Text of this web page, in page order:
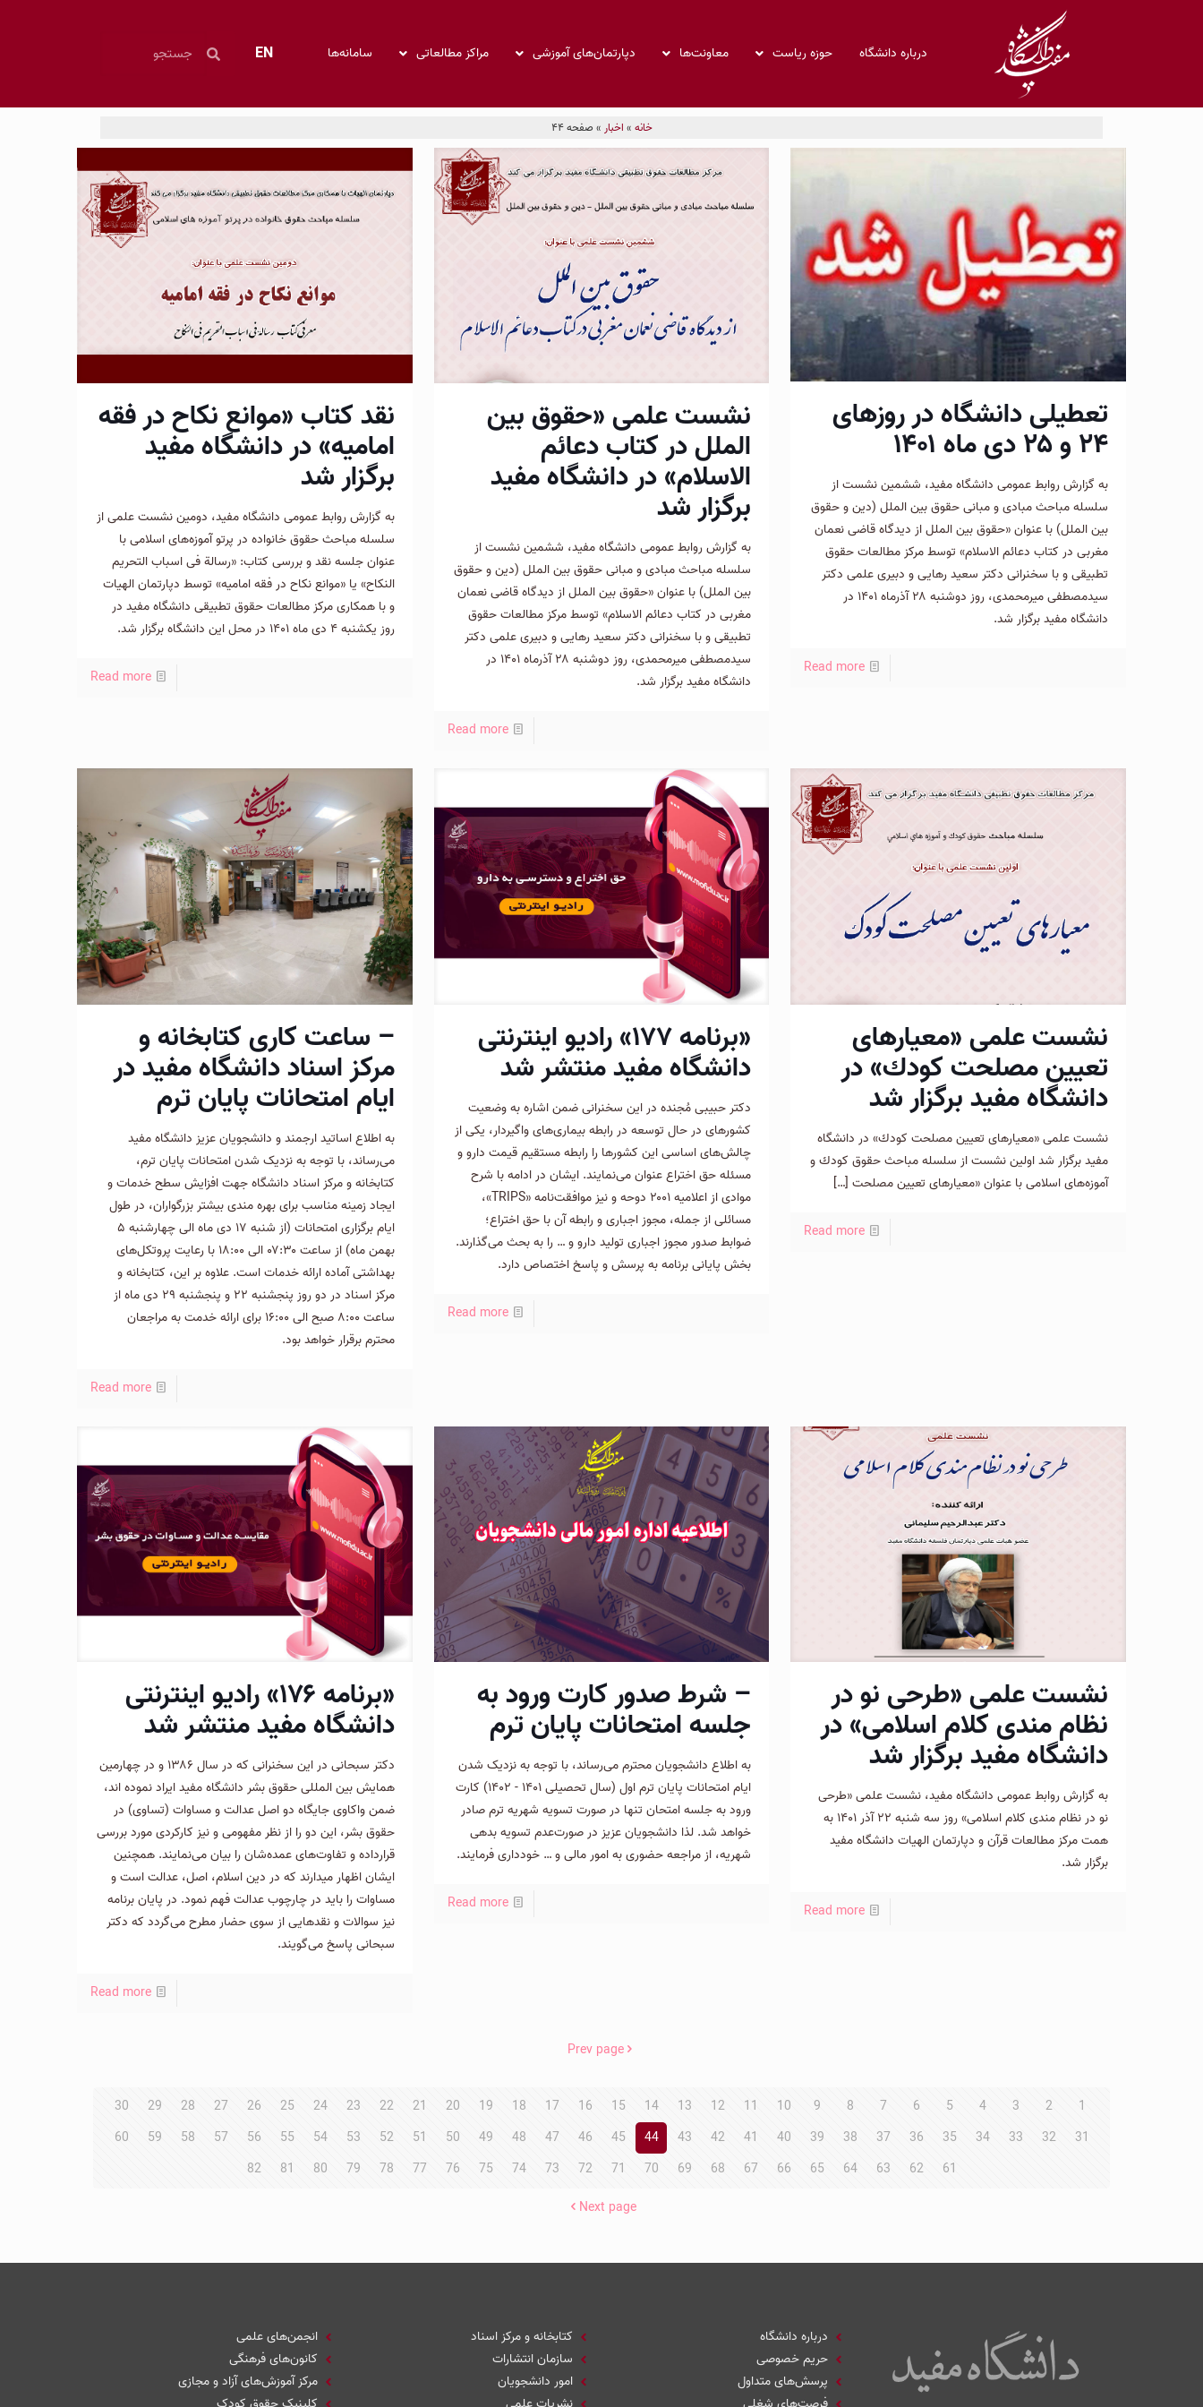
درباره دانشگاه حوزه ریاست معاونت‌ها دپارتمان‌های آموزشی مراکز مطالعاتی سامانه‌ها EN
خانه » اخبار » صفحه 44
تعطیلی دانشگاه در روزهای
۲۴ و ۲۵ دی ماه ۱۴۰۱
به گزارش روابط عمومی دانشگاه مفید، ششمین نشست از
سلسله مباحث مبادی و مبانی حقوق بین الملل (دین و حقوق
بین الملل) با عنوان «حقوق بین الملل از دیدگاه قاضی نعمان
مغربی در کتاب دعائم الاسلام» توسط مرکز مطالعات حقوق
تطبیقی و با سخنرانی دکتر سعید رهایی و دبیری علمی دکتر
سیدمصطفی میرمحمدی، روز دوشنبه ۲۸ آذرماه ۱۴۰۱ در
دانشگاه مفید برگزار شد.
Read more
نشست علمی «حقوق بین
الملل در کتاب دعائم
الاسلام» در دانشگاه مفید
برگزار شد
به گزارش روابط عمومی دانشگاه مفید، ششمین نشست از
سلسله مباحث مبادی و مبانی حقوق بین الملل (دین و حقوق
بین الملل) با عنوان «حقوق بین الملل از دیدگاه قاضی نعمان
مغربی در کتاب دعائم الاسلام» توسط مرکز مطالعات حقوق
تطبیقی و با سخنرانی دکتر سعید رهایی و دبیری علمی دکتر
سیدمصطفی میرمحمدی، روز دوشنبه ۲۸ آذرماه ۱۴۰۱ در
دانشگاه مفید برگزار شد.
Read more
نقد کتاب «موانع نکاح در فقه
امامیه» در دانشگاه مفید
برگزار شد
به گزارش روابط عمومی دانشگاه مفید، دومین نشست علمی از
سلسله مباحث حقوق خانواده در پرتو آموزه‌های اسلامی با
عنوان جلسه نقد و بررسی کتاب: «رسالة فی اسباب التحریم
النکاح» یا «موانع نکاح در فقه امامیه» توسط دپارتمان الهیات
و با همکاری مرکز مطالعات حقوق تطبیقی دانشگاه مفید در
روز یکشنبه ۴ دی ماه ۱۴۰۱ در محل این دانشگاه برگزار شد.
Read more
نشست علمی «معیار‌های
تعیین مصلحت كودك» در
دانشگاه مفید برگزار شد
نشست علمی «معیار‌های تعیین مصلحت كودك» در دانشگاه
مفید برگزار شد اولین نشست از سلسله مباحث حقوق كودك و
آموزه‌های اسلامی با عنوان «معیار‌های تعیین مصلحت[…]
Read more
«برنامه ۱۷۷» رادیو اینترنتی
دانشگاه مفید منتشر شد
دکتر حبیبی مُجنده در این سخنرانی ضمن اشاره به وضعیت
کشورهای در حال توسعه در رابطه بیماری‌های واگیردار، یکی از
چالش‌های اساسی این کشورها را رابطه مستقیم قیمت دارو و
مسئله حق اختراع عنوان می‌نمایند. ایشان در ادامه با شرح
موادی از اعلامیه ۲۰۰۱ دوحه و نیز موافقت‌نامه «TRIPS»،
مسائلی از جمله، مجوز اجباری و رابطه آن با حق اختراع؛
ضوابط صدور مجوز اجباری تولید دارو و … را به بحث می‌گذارند.
بخش پایانی برنامه به پرسش و پاسخ اختصاص دارد.
Read more
– ساعت کاری کتابخانه و
مرکز اسناد دانشگاه مفید در
ایام امتحانات پایان ترم
به اطلاع اساتید ارجمند و دانشجویان عزیز دانشگاه مفید
می‌رساند، با توجه به نزدیک شدن امتحانات پایان ترم،
کتابخانه و مرکز اسناد دانشگاه جهت افزایش سطح خدمات و
ایجاد زمینه مناسب برای بهره مندی بیشتر بزرگواران، در طول
ایام برگزاری امتحانات (از شنبه ۱۷ دی ماه الی چهارشنبه ۵
بهمن ماه) از ساعت ۰۷:۳۰ الی ۱۸:۰۰ با رعایت پروتکل‌های
بهداشتی آماده ارائه خدمات است. علاوه بر این، کتابخانه و
مرکز اسناد در دو روز پنجشنبه ۲۲ و پنجشنبه ۲۹ دی ماه از
ساعت ۸:۰۰ صبح الی ۱۶:۰۰ برای ارائه خدمت به مراجعان
محترم برقرار خواهد بود.
Read more
نشست علمی «طرحی نو در
نظام مندی کلام اسلامی» در
دانشگاه مفید برگزار شد
به گزارش روابط عمومی دانشگاه مفید، نشست علمی «طرحی
نو در نظام مندی کلام اسلامی» روز سه شنبه ۲۲ آذر ۱۴۰۱ به
همت مرکز مطالعات قرآن و دپارتمان الهیات دانشگاه مفید
برگزار شد.
Read more
– شرط صدور کارت ورود به
جلسه امتحانات پایان ترم
به اطلاع دانشجویان محترم می‌رساند، با توجه به نزدیک شدن
ایام امتحانات پایان ترم اول (سال تحصیلی ۱۴۰۱ - ۱۴۰۲) کارت
ورود به جلسه امتحان تنها در صورت تسویه شهریه ترم صادر
خواهد شد. لذا دانشجویان عزیز در صورت‌عدم تسویه بدهی
شهریه، از مراجعه حضوری به امور مالی و … خودداری فرمایند.
Read more
«برنامه ۱۷۶» رادیو اینترنتی
دانشگاه مفید منتشر شد
دکتر سبحانی در این سخنرانی که در سال ۱۳۸۶ و در چهارمین
همایش بین المللی حقوق بشر دانشگاه مفید ایراد نموده اند،
ضمن واکاوی جایگاه دو اصل عدالت و مساوات (تساوی) در
حقوق بشر، این دو را از نظر مفهومی و نیز کارکردی مورد بررسی
قرارداده و تفاوت‌های عمده‌شان را بیان می‌نمایند. همچنین
ایشان اظهار میدارند که در دین اسلام، اصل، عدالت است و
مساوات را باید در چارچوب عدالت فهم نمود. در پایان برنامه
نیز سوالات و نقدهایی از سوی حضار مطرح می‌گردد که دکتر
سبحانی پاسخ می‌گویند.
Read more
Prev page
1
2
3
4
5
6
7
8
9
10
11
12
13
14
15
16
17
18
19
20
21
22
23
24
25
26
27
28
29
30
31
32
33
34
35
36
37
38
39
40
41
42
43
44
45
46
47
48
49
50
51
52
53
54
55
56
57
58
59
60
61
62
63
64
65
66
67
68
69
70
71
72
73
74
75
76
77
78
79
80
81
82
Next page
درباره دانشگاه
حریم خصوصی
پرسش‌های متداول
کتابخانه و مرکز اسناد
سازمان انتشارات
امور دانشجویان
انجمن‌های علمی
کانون‌های فرهنگی
مرکز آموزش‌های آزاد و مجازی